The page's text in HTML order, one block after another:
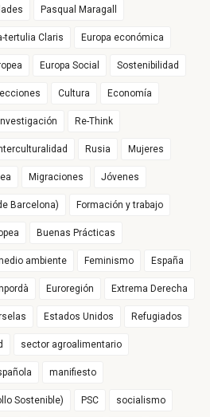
Pasqual Maragall
tertulia Claris Europa económica
Europa Social Sostenibilidad
Cultura Economía
Re-Think
Rusia Mujeres
Migraciones Jóvenes
Barcelona) Formación y trabajo
Buenas Prácticas
ambiente Feminismo España
Euroregión Extrema Derecha
Estados Unidos Refugiados
sector agroalimentario
manifiesto
Sostenible) PSC socialismo